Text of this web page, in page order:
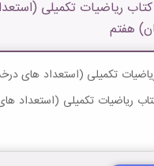
کتاب ریاضیات تکمیلی
هفتم
تکمیلی (استعداد های
ریاضیات تکمیلی (استعداد